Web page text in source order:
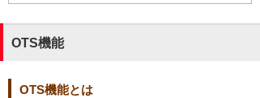
OTS機能
OTS機能とは